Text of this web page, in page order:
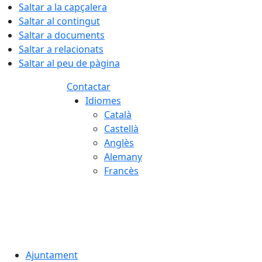
Saltar a la capçalera
Saltar al contingut
Saltar a documents
Saltar a relacionats
Saltar al peu de pàgina
Contactar
Idiomes
Català
Castellà
Anglès
Alemany
Francès
Ajuntament